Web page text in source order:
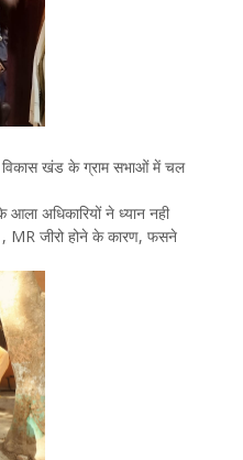
विकास खंड के ग्राम सभाओं में चल
अधिकारियों ने ध्यान नही
MR जीरो होने के कारण, फसने